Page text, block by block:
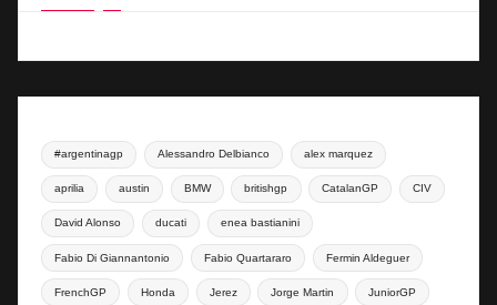
#argentinagp Alessandro Delbianco alex marquez
aprilia austin BMW britishgp CatalanGP CIV
David Alonso ducati enea bastianini
Fabio Di Giannantonio Fabio Quartararo Fermin Aldeguer
FrenchGP Honda Jerez Jorge Martin JuniorGP